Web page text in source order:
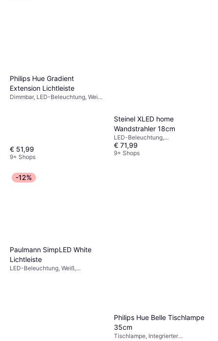
Philips Hue Gradient
Extension Lichtleiste
Dimmbar, LED-Beleuchtung, Weiß,
€ 51,99
9+ Shops
Steinel XLED home
Wandstrahler 18cm
LED-Beleuchtung,
Bewegungsmelder, Schwarz,
Silber, Grau, Weiß, Glas, Kunststoff,
€ 71,99
9+ Shops
-12%
Paulmann SimpLED White
Lichtleiste
LED-Beleuchtung, Weiß,
Philips Hue Belle Tischlampe
35cm
Tischlampe, Integrierter